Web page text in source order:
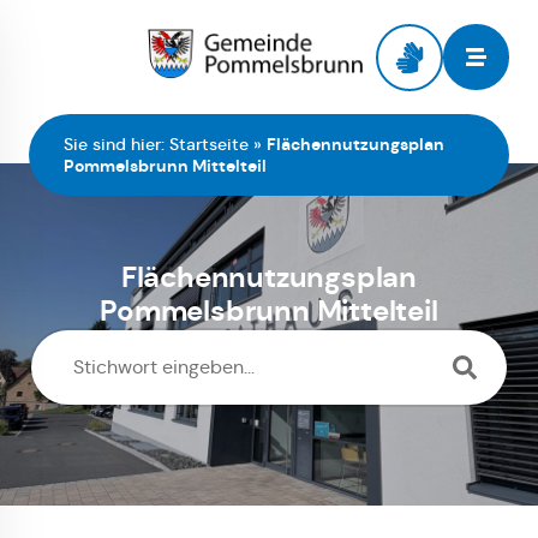
Sie sind hier: Startseite » Flächennutzungsplan
Pommelsbrunn Mittelteil
Flächennutzungsplan
Pommelsbrunn Mittelteil